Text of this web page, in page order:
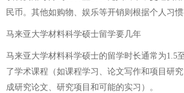
民币。其他如购物、娱乐等开销则根据个人习惯
马来亚大学材料科学硕士留学要几年
马来亚大学材料科学硕士的留学时长通常为1.5
了学术课程（如课程学习、论文写作和项目研
成研究论文、研究项目和可能的实习）。